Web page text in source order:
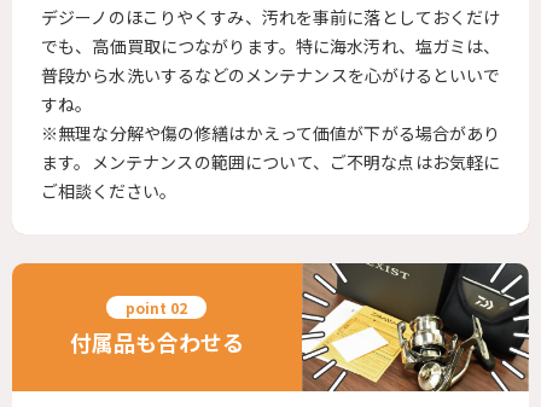
デジーノのほこりやくすみ、汚れを事前に落としておくだけ
でも、高価買取につながります。特に海水汚れ、塩ガミは、
普段から水洗いするなどのメンテナンスを心がけるといいで
すね。
※無理な分解や傷の修繕はかえって価値が下がる場合があり
ます。メンテナンスの範囲について、ご不明な点はお気軽に
ご相談ください。
付属品も合わせる